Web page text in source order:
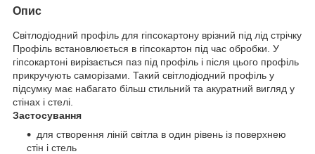
Опис
Світлодіодний профіль для гіпсокартону врізний під лід стрічку
Профіль встановлюється в гіпсокартон під час обробки. У
гіпсокартоні вирізається паз під профіль і після цього профіль
прикручують саморізами. Такий світлодіодний профіль у
підсумку має набагато більш стильний та акуратний вигляд у
стінах і стелі.
Застосування
для створення ліній світла в один рівень із поверхнею
стін і стель